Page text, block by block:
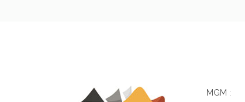
MGM :